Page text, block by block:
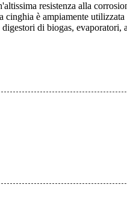
resistenza alla
è ampiamente
di biogas, evaporatori,